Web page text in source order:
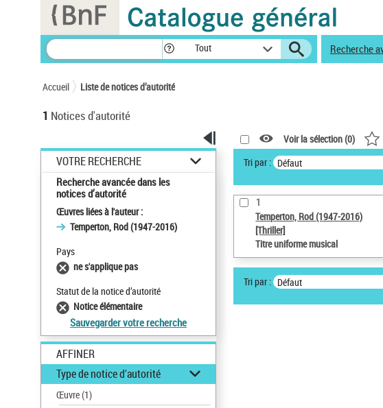
Tout Recherche
Accueil Liste de notices d’autorité
1 Notices d'autorité
VOTRE RECHERCHE
Recherche avancée dans les
notices d’autorité
Œuvres liées à l'auteur :
Temperton, Rod (1947-2016)
Pays
ne s'applique pas
Statut de la notice d’autorité
Notice élémentaire
Sauvegarder votre recherche
AFFINER
Type de notice d'autorité
Œuvre(1)
Voir la sélection (0)
Tri par : Défaut
1
Temperton, Rod (1947-2016)
[Thriller]
Titre uniforme musical
Tri par : Défaut
Panneau de gestion des cookies